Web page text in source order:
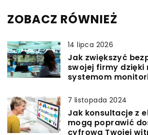
ZOBACZ RÓWNIEŻ
14 lipca 2026
Jak zwiększyć
swojej firmy dzięki
systemom
7 listopada 2024
Jak konsultacje z
mogą poprawić
cyfrową Twojej